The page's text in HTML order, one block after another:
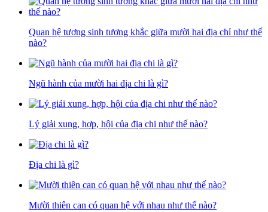
Quan hệ tương sinh tương khắc giữa mười hai địa chỉ như thế
nào?
Ngũ hành của mười hai địa chi là gì?
Lý giải xung, hợp, hội của địa chi như thế nào?
Địa chi là gì?
Mười thiên can có quan hệ với nhau như thế nào?